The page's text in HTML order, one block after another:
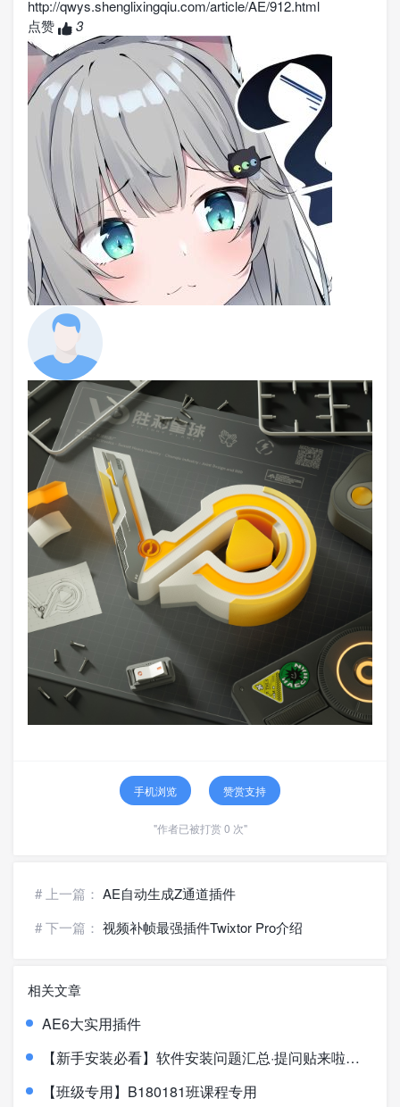
http://qwys.shenglixingqiu.com/article/AE/912.html
点赞
3
手机浏览 赞赏支持
"作者已被打赏 0 次"
# 上一篇： AE自动生成Z通道插件
# 下一篇： 视频补帧最强插件Twixtor Pro介绍
相关文章
AE6大实用插件
【新手安装必看】软件安装问题汇总·提问贴来啦！！！
【班级专用】B180181班课程专用